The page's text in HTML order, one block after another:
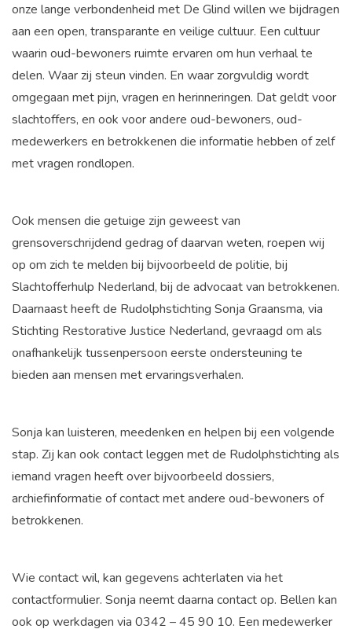
onze lange verbondenheid met De Glind willen we bijdragen
aan een open, transparante en veilige cultuur. Een cultuur
waarin oud-bewoners ruimte ervaren om hun verhaal te
delen. Waar zij steun vinden. En waar zorgvuldig wordt
omgegaan met pijn, vragen en herinneringen. Dat geldt voor
slachtoffers, en ook voor andere oud-bewoners, oud-
medewerkers en betrokkenen die informatie hebben of zelf
met vragen rondlopen.
Ook mensen die getuige zijn geweest van
grensoverschrijdend gedrag of daarvan weten, roepen wij
op om zich te melden bij bijvoorbeeld de politie, bij
Slachtofferhulp Nederland, bij de advocaat van betrokkenen.
Daarnaast heeft de Rudolphstichting Sonja Graansma, via
Stichting Restorative Justice Nederland, gevraagd om als
onafhankelijk tussenpersoon eerste ondersteuning te
bieden aan mensen met ervaringsverhalen.
Sonja kan luisteren, meedenken en helpen bij een volgende
stap. Zij kan ook contact leggen met de Rudolphstichting als
iemand vragen heeft over bijvoorbeeld dossiers,
archiefinformatie of contact met andere oud-bewoners of
betrokkenen.
Wie contact wil, kan gegevens achterlaten via het
contactformulier. Sonja neemt daarna contact op. Bellen kan
ook op werkdagen via 0342 – 45 90 10. Een medewerker